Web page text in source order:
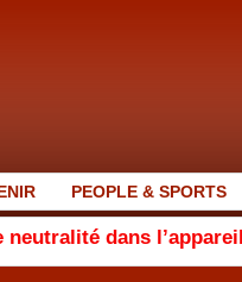
PEOPLE & SPORTS
l’appareil d’État.